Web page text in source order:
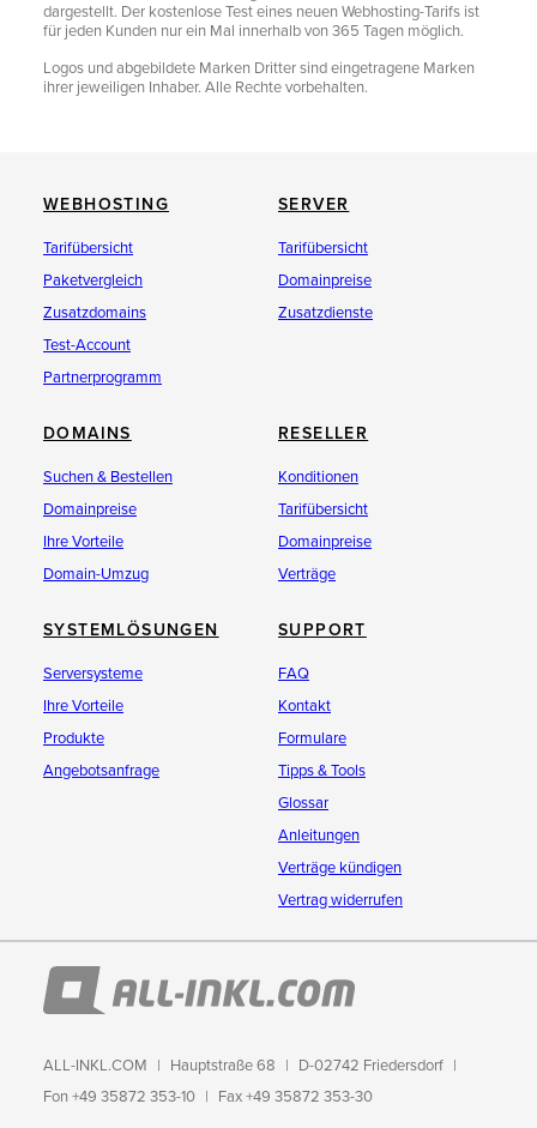
dargestellt. Der kostenlose Test eines neuen Webhosting-Tarifs ist
für jeden Kunden nur ein Mal innerhalb von 365 Tagen möglich.
Logos und abgebildete Marken Dritter sind eingetragene Marken
ihrer jeweiligen Inhaber. Alle Rechte vorbehalten.
WEBHOSTING
Tarifübersicht
Paketvergleich
Zusatzdomains
Test-Account
Partnerprogramm
SERVER
Tarifübersicht
Domainpreise
Zusatzdienste
DOMAINS
Suchen & Bestellen
Domainpreise
Ihre Vorteile
Domain-Umzug
RESELLER
Konditionen
Tarifübersicht
Domainpreise
Verträge
SYSTEMLÖSUNGEN
Serversysteme
Ihre Vorteile
Produkte
Angebotsanfrage
SUPPORT
FAQ
Kontakt
Formulare
Tipps & Tools
Glossar
Anleitungen
Verträge kündigen
Vertrag widerrufen
ALL-INKL.COM Hauptstraße 68
D-02742 Friedersdorf
Fon +49 35872 353-10
Fax +49 35872 353-30